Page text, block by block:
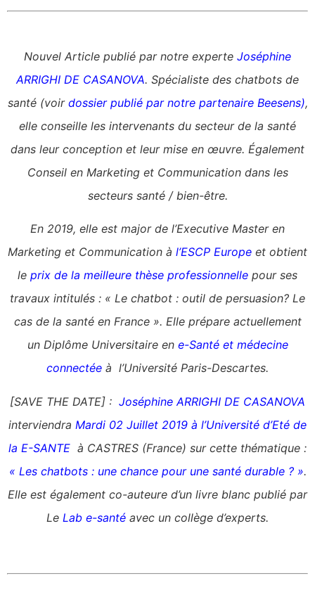
Nouvel Article publié par notre experte Joséphine
ARRIGHI DE CASANOVA. Spécialiste des chatbots de
santé (voir dossier publié par notre partenaire Beesens),
elle conseille les intervenants du secteur de la santé
dans leur conception et leur mise en œuvre. Également
Conseil en Marketing et Communication dans les
secteurs santé / bien-être.
En 2019, elle est major de l’Executive Master en
Marketing et Communication à l’ESCP Europe et obtient
le prix de la meilleure thèse professionnelle pour ses
travaux intitulés : « Le chatbot : outil de persuasion? Le
cas de la santé en France ». Elle prépare actuellement
un Diplôme Universitaire en e-Santé et médecine
connectée à l’Université Paris-Descartes.
[SAVE THE DATE] : Joséphine ARRIGHI DE CASANOVA
interviendra Mardi 02 Juillet 2019 à l’Université d’Eté de
la E-SANTE à CASTRES (France) sur cette thématique :
« Les chatbots : une chance pour une santé durable ? ».
Elle est également co-auteure d’un livre blanc publié par
Le Lab e-santé avec un collège d’experts.